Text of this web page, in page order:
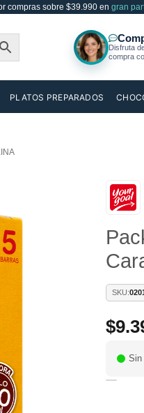
compras sobre $39.990 en gran
PLATOS PREPARADOS
SKU:
$
Sin